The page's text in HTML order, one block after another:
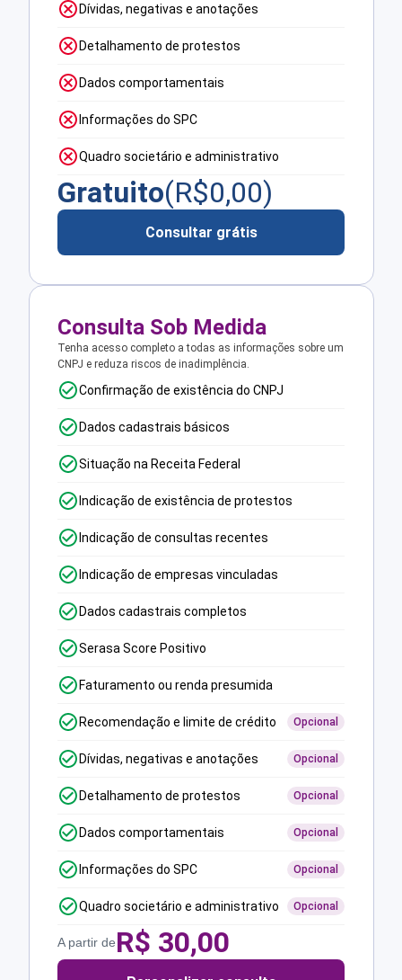
Dívidas, negativas e anotações
Detalhamento de protestos
Dados comportamentais
Informações do SPC
Quadro societário e administrativo
Gratuito(R$0,00)
Consultar grátis
Consulta Sob Medida
Tenha acesso completo a todas as informações sobre um
CNPJ e reduza riscos de inadimplência.
Confirmação de existência do CNPJ
Dados cadastrais básicos
Situação na Receita Federal
Indicação de existência de protestos
Indicação de consultas recentes
Indicação de empresas vinculadas
Dados cadastrais completos
Serasa Score Positivo
Faturamento ou renda presumida
Recomendação e limite de crédito Opcional
Dívidas, negativas e anotações Opcional
Detalhamento de protestos Opcional
Dados comportamentais Opcional
Informações do SPC Opcional
Quadro societário e administrativo Opcional
A partir deR$ 30,00